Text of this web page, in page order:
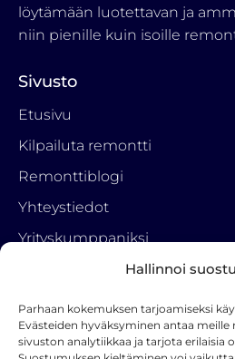
Hallinnoi
Parhaan kokemuksen tarjoamiseksi
Evästeiden hyväksyminen antaa
sivuston analytiikkaa ja tarjota erilaisia
löytämään luotettavan ja
niin pienille kuin isoille
Sivusto
Etusivu
Kilpailuta remontti
Remonttiblogi
Yhteystiedot
Yrityskumppaniksi
Ota yhteyttä